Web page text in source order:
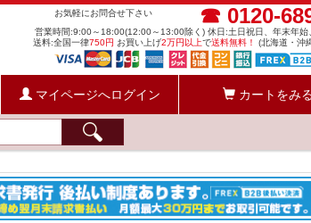
お気軽にお問合せ下さい ☎ 0120-
営業時間:9:00～18:00(12:00～13:00除く) 休日:土日祝日、年末年始
送料:全国一律750円 お買い上げ2万円以上で送料無料！ (北海道・沖
マイページへログイン カートをみ